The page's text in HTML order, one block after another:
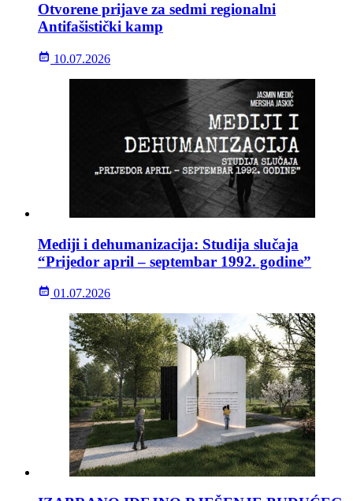
Otvorene prijave za sedmi regionalni
Antifašistički kamp
10.07.2026
Mediji i dehumanizacija: Studija slučaja
“Prijedor april – septembar 1992. godine”
01.07.2026